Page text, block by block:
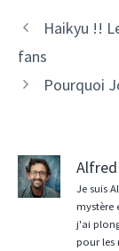
Haikyu !!
fans
Pourquoi
Alfred
Je suis
mystère
j'ai
pour les